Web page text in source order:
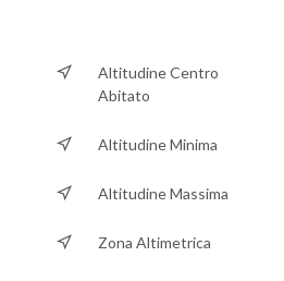
Altitudine Centro
Abitato
Altitudine Minima
Altitudine Massima
Zona Altimetrica